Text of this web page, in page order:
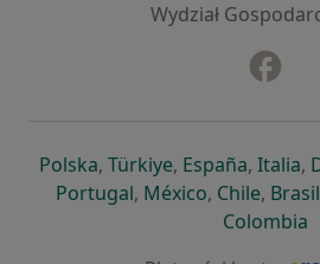
Wydział
Polskaotwiera się w nowej
, Türkiyeotwiera się w
, Españaotwiera
, Italia,
Portugalotwiera się w nowej
, Méxicootwiera się
, Chile, Brasil
Colombia